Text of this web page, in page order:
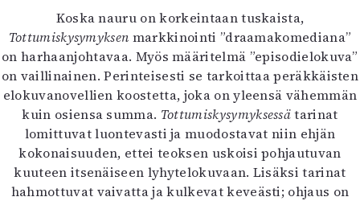
Koska nauru on korkeintaan tuskaista,
Tottumiskysymyksen markkinointi ”draamakomediana”
on harhaanjohtavaa. Myös määritelmä ”episodielokuva”
on vaillinainen. Perinteisesti se tarkoittaa peräkkäisten
elokuvanovellien koostetta, joka on yleensä vähemmän
kuin osiensa summa. Tottumiskysymyksessätarinat
lomittuvat luontevasti ja muodostavat niin ehjän
kokonaisuuden, ettei teoksen uskoisi pohjautuvan
kuuteen itsenäiseen lyhytelokuvaan. Lisäksi tarinat
hahmottuvat vaivatta ja kulkevat keveästi; ohjaus on